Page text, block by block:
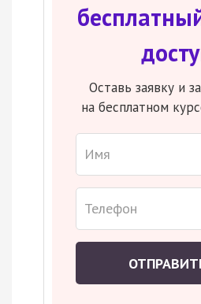
Оставь заявку и
на бесплатном